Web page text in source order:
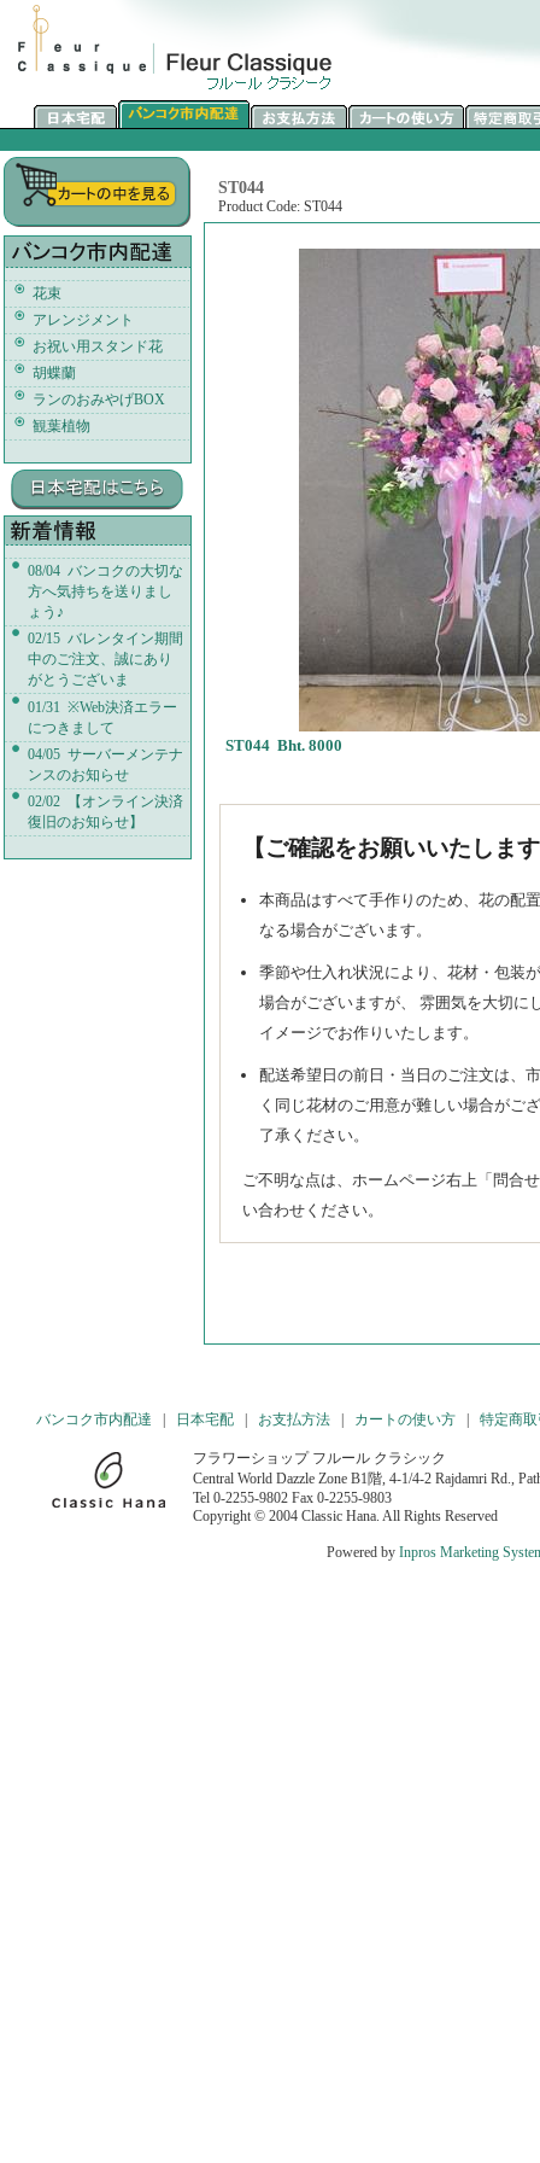
花束
アレンジメント
お祝い用スタンド花
胡蝶蘭
ランのおみやげBOX
観葉植物
08/04 バンコクの大切な
方へ気持ちを送りまし
ょう♪
02/15 バレンタイン期間
中のご注文、誠にあり
がとうございま
01/31 ※Web決済エラー
につきまして
04/05 サーバーメンテナ
ンスのお知らせ
02/02 【オンライン決済
復旧のお知らせ】
ST044
Product Code: ST044
ST044 Bht. 8000
【ご確認をお願いいたしま
本商品はすべて手作りのため、花の配
なる場合がございます。
季節や仕入れ状況により、花材・包装
場合がございますが、 雰囲気を大切に
イメージでお作りいたします。
配送希望日の前日・当日のご注文は、
く同じ花材のご用意が難しい場合がご
了承ください。
ご不明な点は、ホームページ右上「問合
い合わせください。
バンコク市内配達 日本宅配 お支払方法 カートの使い方 特定商
フラワーショップ フルール クラシック
Central World Dazzle Zone B1階, 4-1/4-2 Rajdamri Rd.,
Tel 0-2255-9802 Fax 0-2255-9803
Copyright © 2004 Classic Hana. All Rights Reserved
Powered by Inpros Marketing